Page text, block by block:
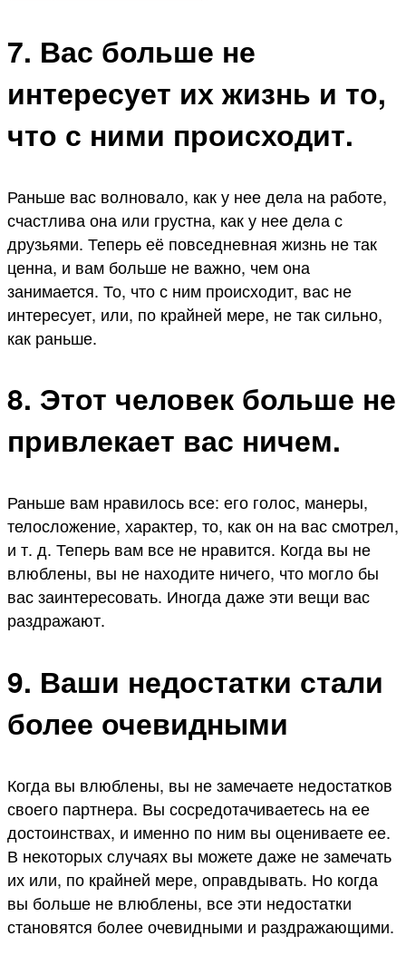
7. Вас больше не
интересует их жизнь и то,
что с ними происходит.
Раньше вас волновало, как у нее дела на работе,
счастлива она или грустна, как у нее дела с
друзьями. Теперь её повседневная жизнь не так
ценна, и вам больше не важно, чем она
занимается. То, что с ним происходит, вас не
интересует, или, по крайней мере, не так сильно,
как раньше.
8. Этот человек больше не
привлекает вас ничем.
Раньше вам нравилось все: его голос, манеры,
телосложение, характер, то, как он на вас смотрел,
и т. д. Теперь вам все не нравится. Когда вы не
влюблены, вы не находите ничего, что могло бы
вас заинтересовать. Иногда даже эти вещи вас
раздражают.
9. Ваши недостатки стали
более очевидными
Когда вы влюблены, вы не замечаете недостатков
своего партнера. Вы сосредотачиваетесь на ее
достоинствах, и именно по ним вы оцениваете ее.
В некоторых случаях вы можете даже не замечать
их или, по крайней мере, оправдывать. Но когда
вы больше не влюблены, все эти недостатки
становятся более очевидными и раздражающими.